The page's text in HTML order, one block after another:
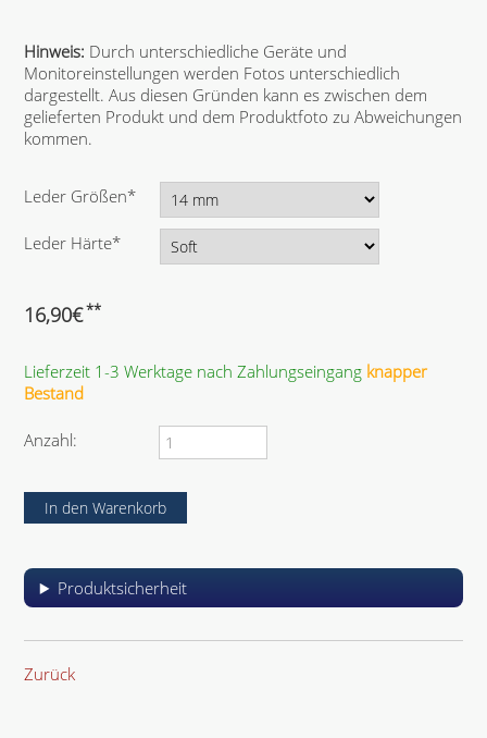
Hinweis: Durch unterschiedliche Geräte und
Monitoreinstellungen werden Fotos unterschiedlich
dargestellt. Aus diesen Gründen kann es zwischen dem
gelieferten Produkt und dem Produktfoto zu Abweichungen
kommen.
P
l
h
e
l
Leder Größen*
P
i
c
t
f
l
Leder Härte*
16,90€**
Lieferzeit 1-3 Werktage nach Zahlungseingang knapper
Bestand
Anzahl:
Produktsicherheit
Zurück